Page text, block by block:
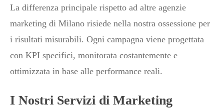
La differenza principale rispetto ad altre agenzie
marketing di Milano risiede nella nostra ossessione per
i risultati misurabili. Ogni campagna viene progettata
con KPI specifici, monitorata costantemente e
ottimizzata in base alle performance reali.
I Nostri Servizi di Marketing